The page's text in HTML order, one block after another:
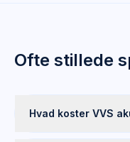
Ofte stillede
Hvad koster VVS